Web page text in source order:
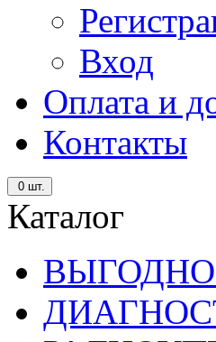
Вход
Оплата и
Контакты
0 шт.
Каталог